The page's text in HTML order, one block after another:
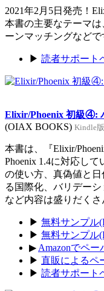
2021年2月5日発売！
本書の主要なテーマ
ーンマッチングなどで
▶ 読者サポート
Elixir/Phoenix 初級④:
(OIAX BOOKS) Kindle版
本書は、『Elixir/
Phoenix 1.4に対応して
の使い方、真偽値と日
る国際化、バリデー
など内容は盛りだくさ
▶ 無料サンプル
▶ 無料サンプル
▶ Amazonでペー
▶ 直販によるペ
▶ 読者サポート